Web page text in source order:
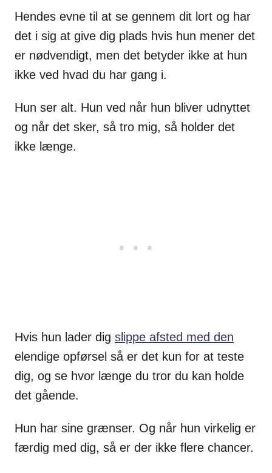
Hendes evne til at se gennem dit lort og har
det i sig at give dig plads hvis hun mener det
er nødvendigt, men det betyder ikke at hun
ikke ved hvad du har gang i.
Hun ser alt. Hun ved når hun bliver udnyttet
og når det sker, så tro mig, så holder det
ikke længe.
Hvis hun lader dig slippe afsted med den
elendige opførsel så er det kun for at teste
dig, og se hvor længe du tror du kan holde
det gående.
Hun har sine grænser. Og når hun virkelig er
færdig med dig, så er der ikke flere chancer.